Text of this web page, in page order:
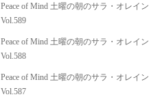
Peace of Mind 土曜の朝のサラ・オレイン
Vol.589
Peace of Mind 土曜の朝のサラ・オレイン
Vol.588
Peace of Mind 土曜の朝のサラ・オレイン
Vol.587